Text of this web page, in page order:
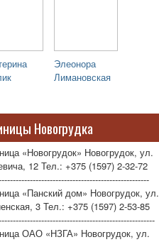
Элеонора
Лимановская
Новогрудка
«Новогрудок» Новогрудок, ул.
12 Тел.: +375 (1597) 2-32-72
«Панский дом» Новогрудок, ул.
3 Тел.: +375 (1597) 2-53-85
ОАО «НЗГА» Новогрудок, ул.